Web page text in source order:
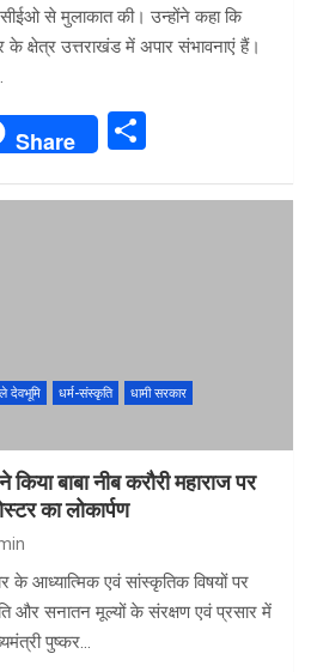
से मुलाकात की। उन्होंने कहा कि
के क्षेत्र उत्तराखंड में अपार संभावनाएं हैं।
Share
ar
देवभूमि धर्म-संस्कृति
धामी सरकार
बाबा नीब करौरी महाराज पर
का लोकार्पण
के आध्यात्मिक एवं सांस्कृतिक विषयों पर
और सनातन मूल्यों के संरक्षण एवं प्रसार में
पुष्कर…